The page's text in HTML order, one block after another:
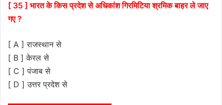
[ 35 ] भारत के किस प्रदेश से अधिकांश गिरमिटिया श्रमिक बाहर ले जाए
गए ?
[ A ] राजस्थान से
[ B ] केरल से
[ C ] पंजाब से
[ D ] उत्तर प्रदेश से